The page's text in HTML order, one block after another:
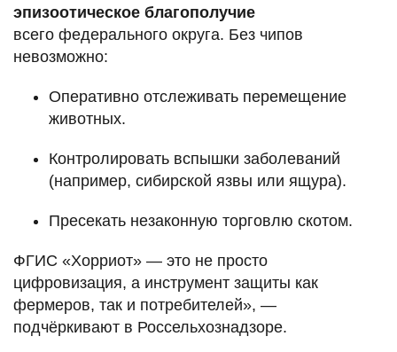
эпизоотическое благополучие
всего федерального округа. Без чипов
невозможно:
Оперативно отслеживать перемещение
животных.
Контролировать вспышки заболеваний
(например, сибирской язвы или ящура).
Пресекать незаконную торговлю скотом.
ФГИС «Хорриот» — это не просто
цифровизация, а инструмент защиты как
фермеров, так и потребителей», —
подчёркивают в Россельхознадзоре.